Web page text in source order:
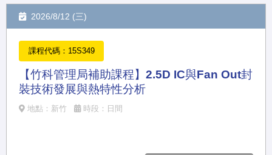
2026/8/12 (三)
課程代碼：15S349
【竹科管理局補助課程】2.5D IC與Fan Out封
裝技術發展與熱特性分析
地點：新竹 時段：日間